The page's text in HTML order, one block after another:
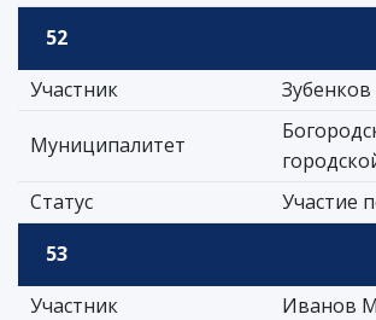
52
Участник
Муниципалитет
Статус
Участие
53
Участник
Иванов